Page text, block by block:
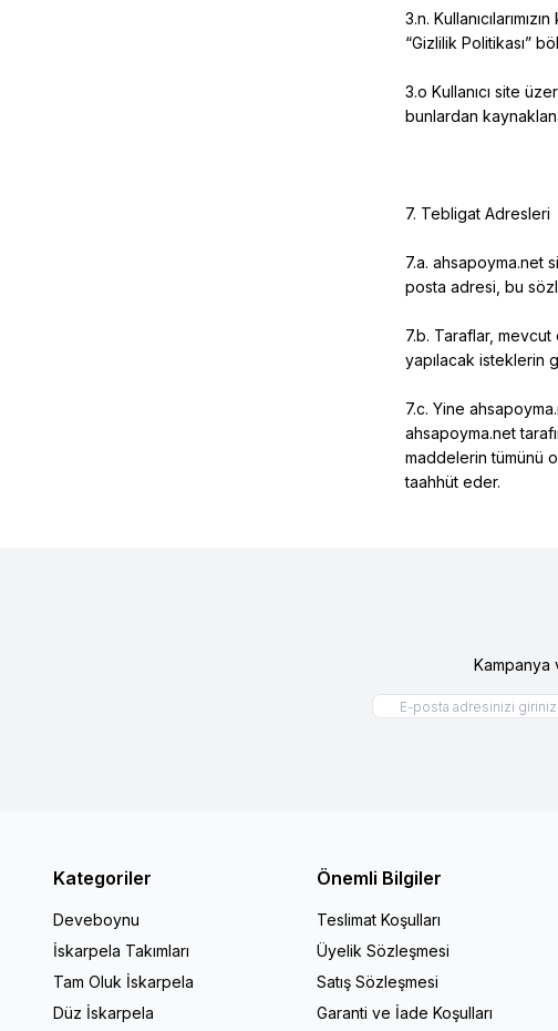
3.n.
“Gizlilik Politikası”
3.o Kullanıcı site
bunlardan
7. Tebligat Adresleri
7.a. ahsapoyma.net
posta adresi, bu
7.b. Taraflar,
yapılacak isteklerin
7.c. Yine
ahsapoyma.net
maddelerin tümünü
taahhüt eder.
Kampanya
Kategoriler
Deveboynu
İskarpela Takımları
Tam Oluk İskarpela
Düz İskarpela
Önemli Bilgiler
Teslimat Koşulları
Üyelik Sözleşmesi
Satış Sözleşmesi
Garanti ve İade Koşulları